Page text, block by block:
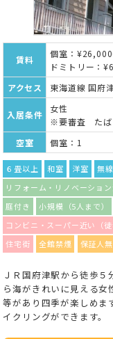
賃料
個室：
ドミトリー：
アクセス
東海道線 国府
入居条件
女性
※要審査 たば
空室
個室：1
６畳以上 和室 洋室 無
リフォーム・リノベーショ
庭付き
小規模（5人まで）
コンビニ・スーパー近い（徒
住宅街
全館禁煙 保証人
ＪＲ国府津駅から徒歩
ら海がきれいに見える女
等があり四季が楽しめま
イクリングができます。